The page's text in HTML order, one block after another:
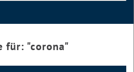
für: "corona"